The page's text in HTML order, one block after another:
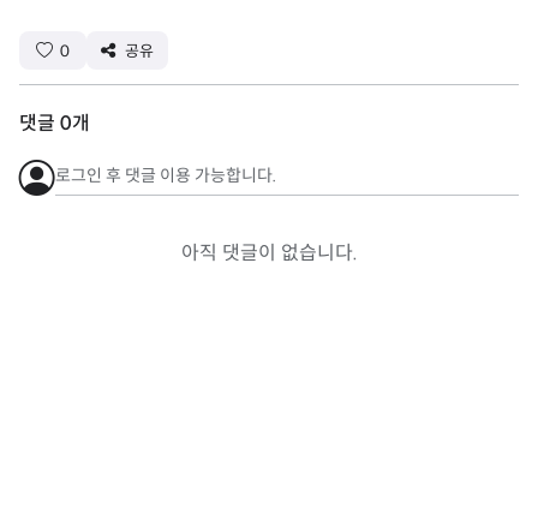
0 공유
댓글 0개
로그인 후 댓글 이용 가능합니다.
아직 댓글이 없습니다.